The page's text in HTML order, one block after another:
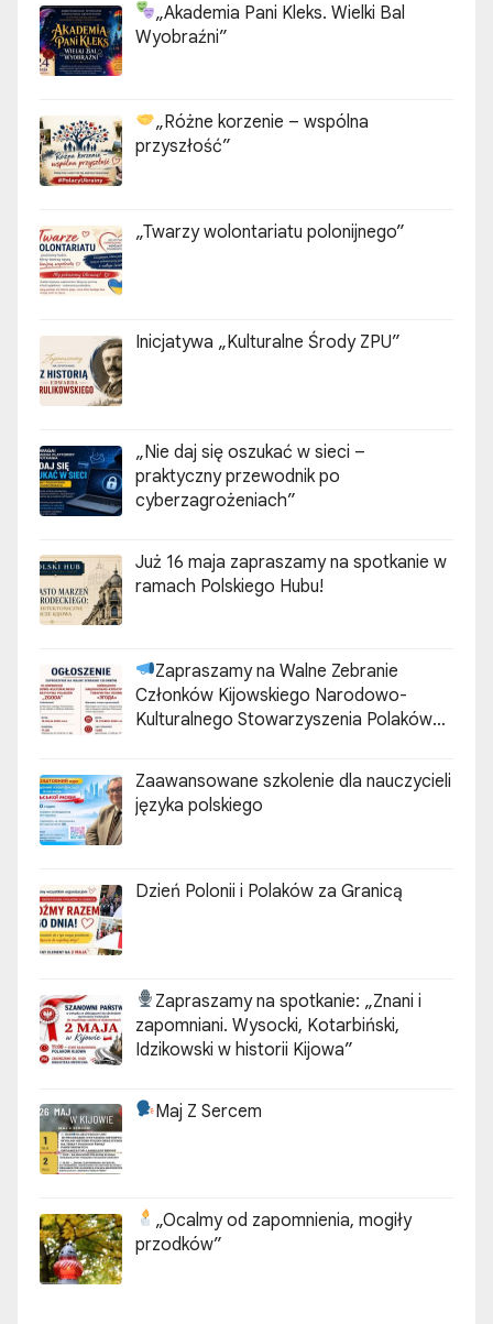
„Akademia Pani Kleks. Wielki Bal
Wyobraźni”
„Różne korzenie – wspólna
przyszłość”
„Twarzy wolontariatu polonijnego”
Inicjatywa „Kulturalne Środy ZPU”
„Nie daj się oszukać w sieci –
praktyczny przewodnik po
cyberzagrożeniach”
Już 16 maja zapraszamy na spotkanie w
ramach Polskiego Hubu!
Zapraszamy na Walne Zebranie
Członków Kijowskiego Narodowo-
Kulturalnego Stowarzyszenia Polaków
Zaawansowane szkolenie dla nauczycieli
języka polskiego
Dzień Polonii i Polaków za Granicą
Zapraszamy na spotkanie: „Znani i
zapomniani. Wysocki, Kotarbiński,
Idzikowski w historii Kijowa”
Maj Z Sercem
„Ocalmy od zapomnienia, mogiły
przodków”